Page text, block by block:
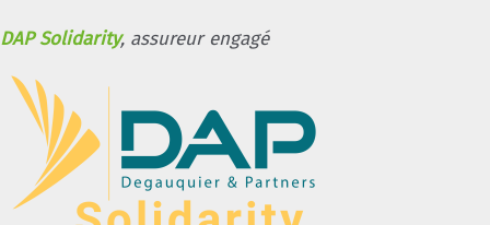
DAP Solidarity, assureur engagé